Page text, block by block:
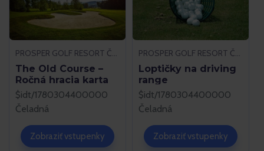
The Old Course –
Ročná hracia karta
$idt/1780304400000
Čeladná
Zobraziť vstupenky
Loptičky na driving
range
$idt/1780304400000
Čeladná
Zobraziť vstupenky